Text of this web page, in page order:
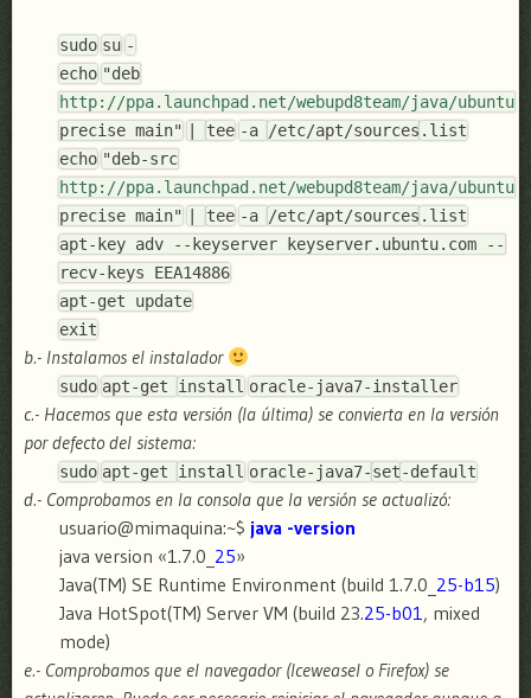
sudo su -
echo "deb
http://ppa.launchpad.net/webupd8team/java/ubuntu
precise main"
tee -a /etc/apt/sources .list
echo "deb-src
http://ppa.launchpad.net/webupd8team/java/ubuntu
precise main"
tee -a /etc/apt/sources .list
apt-key adv --keyserver keyserver.ubuntu.com --
recv-keys EEA14886
apt-get update
exit
b.- Instalamos el instalador
sudo apt-get install oracle-java7-installer
c.- Hacemos que esta versión (la última) se convierta en la versión
por defecto del sistema:
sudo apt-get install oracle-java7-set-default
d.- Comprobamos en la consola que la versión se actualizó:
usuario@mimaquina:~$ java -version
java version «1.7.0_ 25»
Java(TM) SE Runtime Environment (build 1.7.0_ 25-b15)
Java HotSpot(TM) Server VM (build 23.25-b01, mixed
mode)
e.- Comprobamos que el navegador (Iceweasel o Firefox) se